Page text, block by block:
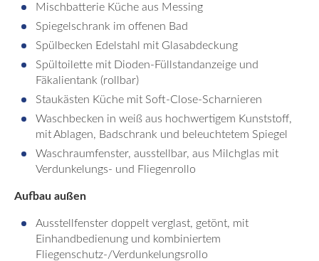
Mischbatterie Küche aus Messing
Spiegelschrank im offenen Bad
Spülbecken Edelstahl mit Glasabdeckung
Spültoilette mit Dioden-Füllstandanzeige und
Fäkalientank (rollbar)
Staukästen Küche mit Soft-Close-Scharnieren
Waschbecken in weiß aus hochwertigem Kunststoff,
mit Ablagen, Badschrank und beleuchtetem Spiegel
Waschraumfenster, ausstellbar, aus Milchglas mit
Verdunkelungs- und Fliegenrollo
Aufbau außen
Ausstellfenster doppelt verglast, getönt, mit
Einhandbedienung und kombiniertem
Fliegenschutz-/Verdunkelungsrollo